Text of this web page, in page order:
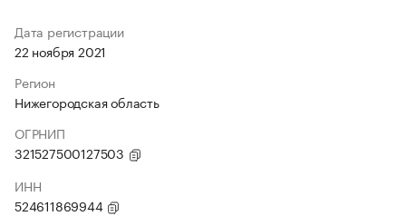
Дата регистрации
22 ноября 2021
Регион
Нижегородская область
ОГРНИП
321527500127503
ИНН
524611869944